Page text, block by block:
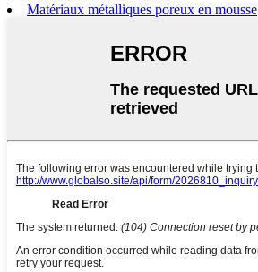
Matériaux métalliques poreux en mousse